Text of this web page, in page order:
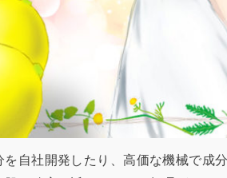
自社開発したり、高価な機械で成